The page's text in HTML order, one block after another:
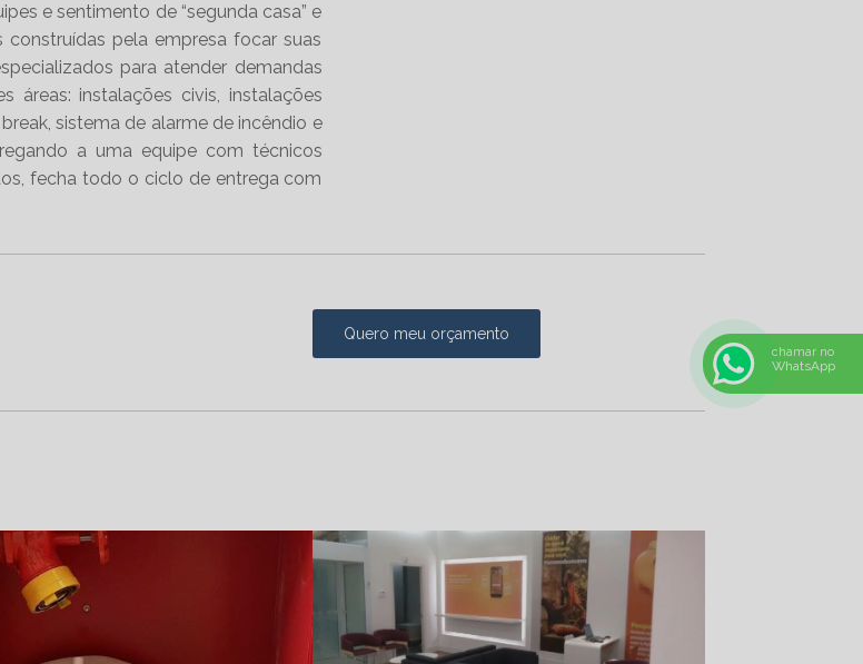
OBRAS
DE
COMERCIAIS
DE
e sentimento de “segunda casa” e
pela empresa focar suas
para atender demandas
áreas: instalações civis, instalações
sistema de alarme de incêndio e
a uma equipe com técnicos
fecha todo o ciclo de entrega com
Quero meu orçamento
chamar no
WhatsApp